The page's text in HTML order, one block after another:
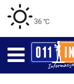
36 ℃